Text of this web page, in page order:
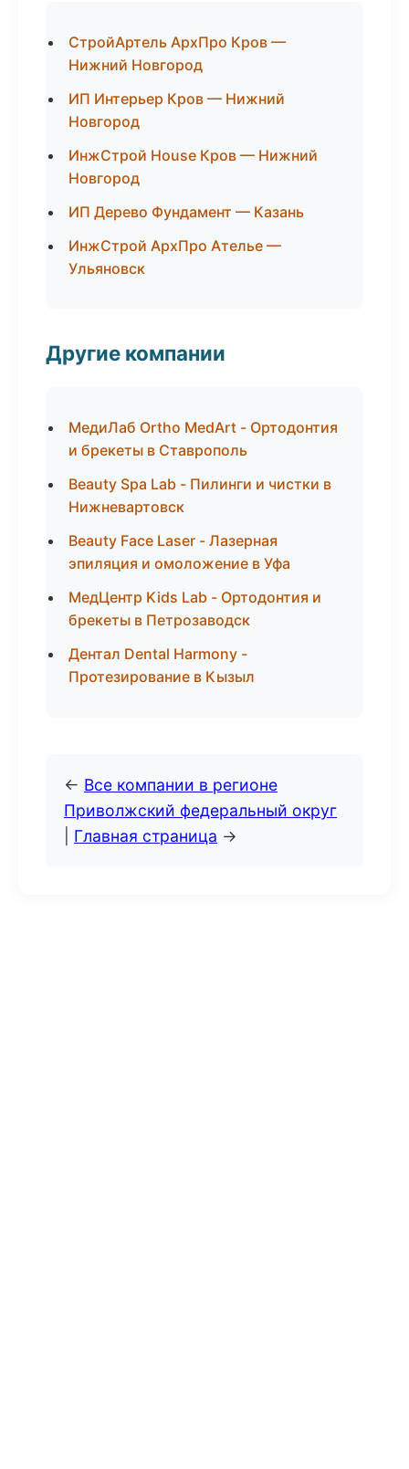
СтройАртель АрхПро Кров —
Нижний Новгород
ИП Интерьер Кров — Нижний
Новгород
ИнжСтрой House Кров — Нижний
Новгород
ИП Дерево Фундамент — Казань
ИнжСтрой АрхПро Ателье —
Ульяновск
Другие компании
МедиЛаб Ortho MedArt - Ортодонтия
и брекеты в Ставрополь
Beauty Spa Lab - Пилинги и чистки в
Нижневартовск
Beauty Face Laser - Лазерная
эпиляция и омоложение в Уфа
МедЦентр Kids Lab - Ортодонтия и
брекеты в Петрозаводск
Дентал Dental Harmony -
Протезирование в Кызыл
← Все компании в регионе
Приволжский федеральный округ
Главная страница →